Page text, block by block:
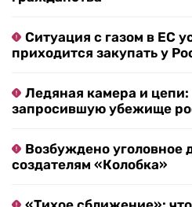
Ситуация с газом в ЕС
приходится закупать у
Ледяная камера и
запросившую убежище
Возбуждено уголовное
создателям «Колобка»